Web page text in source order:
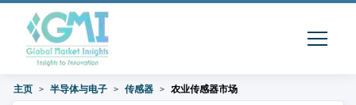
主页 半导体与电子 传感器 农业传感器市场